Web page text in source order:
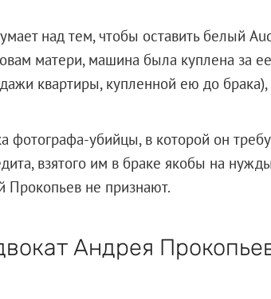
над тем, чтобы оставить белый
матери, машина была куплена за
квартиры, купленной ею до
фотографа-убийцы, в которой он
взятого им в браке якобы на
Прокопьев не признают.
Андрея